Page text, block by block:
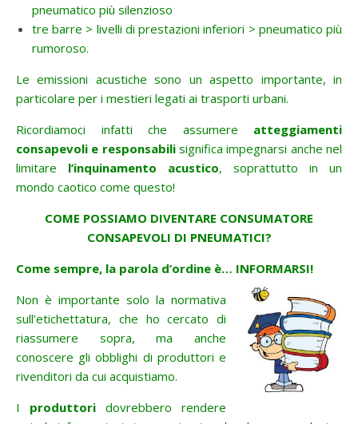
pneumatico più silenzioso
tre barre > livelli di prestazioni inferiori > pneumatico più
rumoroso.
Le emissioni acustiche sono un aspetto importante, in
particolare per i mestieri legati ai trasporti urbani.
Ricordiamoci infatti che assumere atteggiamenti
consapevoli e responsabilisignifica impegnarsi anche nel
limitare l’inquinamento acustico, soprattutto in un
mondo caotico come questo!
COME POSSIAMO DIVENTARE CONSUMATORE
CONSAPEVOLI DI PNEUMATICI?
Come sempre, la parola d’ordine è… INFORMARSI!
Non è importante solo la normativa
sull’etichettatura, che ho cercato di
riassumere sopra, ma anche
conoscere gli obblighi di produttori e
rivenditori da cui acquistiamo.
I produttori dovrebbero rendere